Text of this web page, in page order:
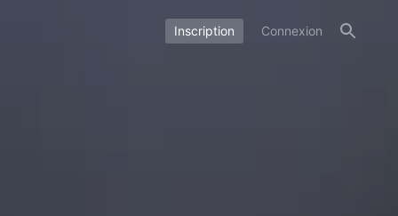
Inscription Connexion